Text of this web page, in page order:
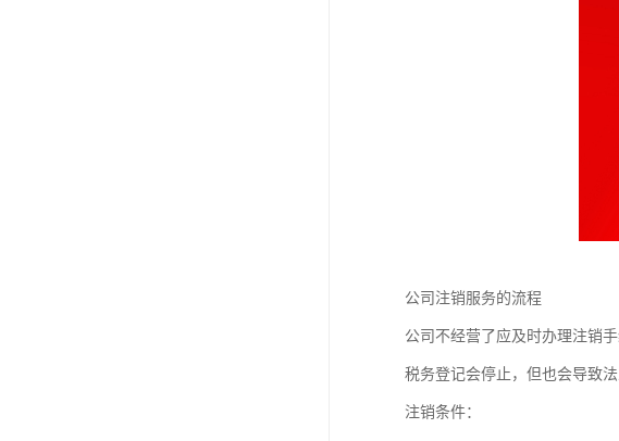
公司注销服务的流程
公司不经营了应及时办理注销
税务登记会停止，但也会导致
注销条件：